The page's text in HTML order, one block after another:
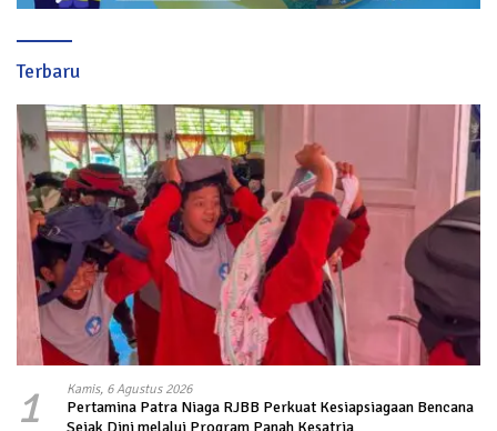
Terbaru
1 Kamis, 6 Agustus 2026
Pertamina Patra Niaga RJBB Perkuat Kesiapsiagaan Bencana